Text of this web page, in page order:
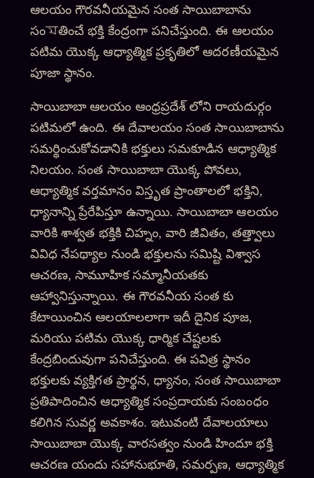
ఆలయం గౌరవనీయమైన సంత సాయిబాబాను
సంমతించే భక్తి కేంద్రంగా పనిచేస్తుంది. ఈ ఆలయం
పటిమ యొక్క ఆధ్యాత్మిక ప్రకృతిలో ఆదరణీయమైన
పూజా స్థానం.
సాయిబాబా ఆలయం ఆంధ్రప్రదేశ్ లోని రాయదుర్గం
పటిమలో ఉంది. ఈ దేవాలయం సంత సాయిబాబాను
సమర్థించుకోవడానికి భక్తులు సమకూడిన ఆధ్యాత్మిక
నిలయం. సంత సాయిబాబా యొక్క పోవలు,
ఆధ్యాత్మిక వర్తమానం విస్తృత ప్రాంతాలలో భక్తిని,
ధ్యానాన్ని ప్రేరేపిస్తూ ఉన్నాయి. సాయిబాబా ఆలయం
వారికి శాశ్వత భక్తికి చిహ్నం, వారి జీవితం, తత్త్వాలు
వివిధ నేపథ్యాల నుండి భక్తులను సమిష్టి విశ్వాస
ఆచరణ, సామూహిక సమ్మానీయతకు
ఆహ్వానిస్తున్నాయి. ఈ గౌరవనీయ సంత కు
కేటాయించిన ఆలయాలలాగా ఇదీ దైనిక పూజ,
మరియు పటిమ యొక్క ధార్మిక చేష్టలకు
కేంద్రబిందువుగా పనిచేస్తుంది. ఈ పవిత్ర స్థానం
భక్తులకు వ్యక్తిగత ప్రార్థన, ధ్యానం, సంత సాయిబాబా
ప్రతిపాదించిన ఆధ్యాత్మిక సంప్రదాయకు సంబంధం
కలిగిన సువర్ణ అవకాశం. ఇటువంటి దేవాలయాలు
సాయిబాబా యొక్క వారసత్వం నుండి హిందూ భక్తి
ఆచరణ యందు సహానుభూతి, సమర్పణ, ఆధ్యాత్మిక